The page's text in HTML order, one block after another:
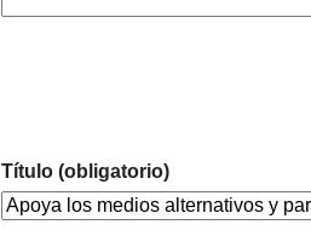
Título (obligatorio)